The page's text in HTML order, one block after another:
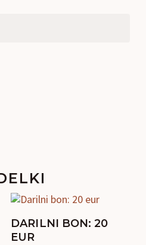
Dodaj V Košarico
DARILNI BON: 20
EUR